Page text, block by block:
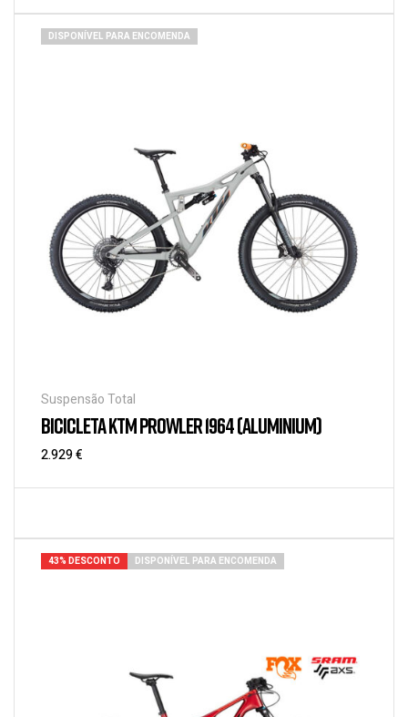
DISPONÍVEL PARA ENCOMENDA
Suspensão Total
BICICLETA KTM PROWLER 1964 (ALUMINIUM)
2.929€
43% DESCONTO DISPONÍVEL PARA ENCOMENDA